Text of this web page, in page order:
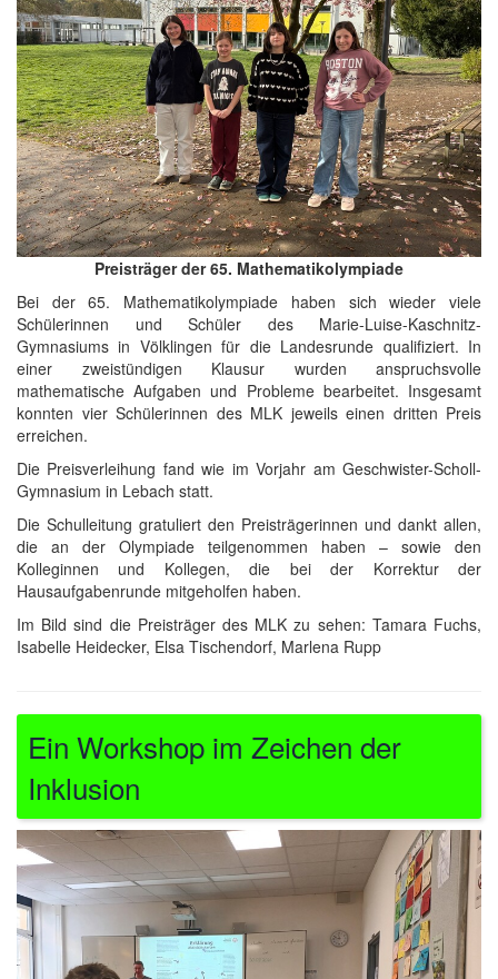
Preisträger der 65. Mathematikolympiade
Bei der 65. Mathematikolympiade haben sich wieder viele
Schülerinnen und Schüler des Marie-Luise-Kaschnitz-
Gymnasiums in Völklingen für die Landesrunde qualifiziert. In
einer zweistündigen Klausur wurden anspruchsvolle
mathematische Aufgaben und Probleme bearbeitet. Insgesamt
konnten vier Schülerinnen des MLK jeweils einen dritten Preis
erreichen.
Die Preisverleihung fand wie im Vorjahr am Geschwister-Scholl-
Gymnasium in Lebach statt.
Die Schulleitung gratuliert den Preisträgerinnen und dankt allen,
die an der Olympiade teilgenommen haben – sowie den
Kolleginnen und Kollegen, die bei der Korrektur der
Hausaufgabenrunde mitgeholfen haben.
Im Bild sind die Preisträger des MLK zu sehen: Tamara Fuchs,
Isabelle Heidecker, Elsa Tischendorf, Marlena Rupp
Ein Workshop im Zeichen der
Inklusion